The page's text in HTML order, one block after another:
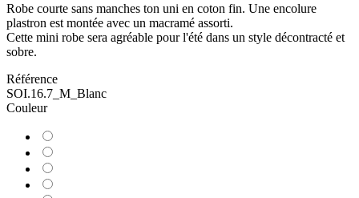
Robe courte sans manches ton uni en coton fin. Une encolure
plastron est montée avec un macramé assorti.
Cette mini robe sera agréable pour l'été dans un style décontracté et
sobre.
Référence
SOI.16.7_M_Blanc
Couleur